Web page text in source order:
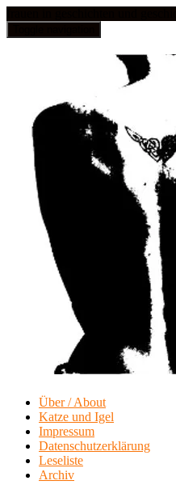
Über / About
Katze und Igel
Impressum
Datenschutzerklärung
Leseliste
Archiv